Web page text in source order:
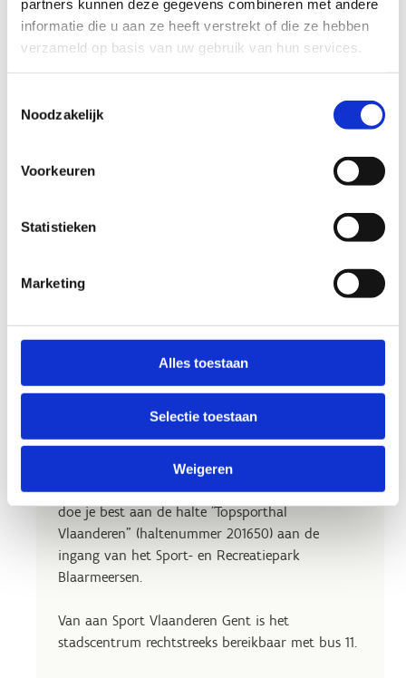
partners kunnen deze gegevens combineren met andere
informatie die u aan ze heeft verstrekt of die ze hebben
verzameld op basis van uw gebruik van hun services.
Noodzakelijk
Voorkeuren
Statistieken
Marketing
Alles toestaan
Selectie toestaan
Weigeren
Met het openbaar vervoer
Met de trein spoor je naar het treinstation Gent
Sint-Pieters. Op busperron 8 neem je de bus 19
rechtstreeks naar de Blaarmeersen. Afstappen
doe je best aan de halte ”Topsporthal
Vlaanderen” (haltenummer 201650) aan de
ingang van het Sport- en Recreatiepark
Blaarmeersen.
Van aan Sport Vlaanderen Gent is het
stadscentrum rechtstreeks bereikbaar met bus 11.